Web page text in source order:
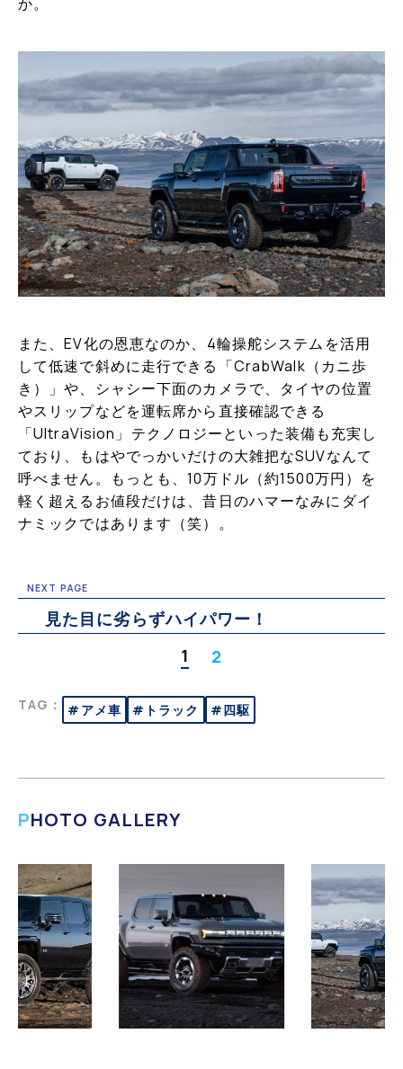
また、EV化の恩恵なのか、4輪操舵システムを活用
して低速で斜めに走行できる「CrabWalk（カニ歩
き）」や、シャシー下面のカメラで、タイヤの位置
やスリップなどを運転席から直接確認できる
「UltraVision」テクノロジーといった装備も充実し
ており、もはやでっかいだけの大雑把なSUVなんて
呼べません。もっとも、10万ドル（約1500万円）を
軽く超えるお値段だけは、昔日のハマーなみにダイ
ナミックではあります（笑）。
NEXT PAGE
見た目に劣らずハイパワー！
1
2
TAG： #アメ車 #トラック #四駆
PHOTO GALLERY